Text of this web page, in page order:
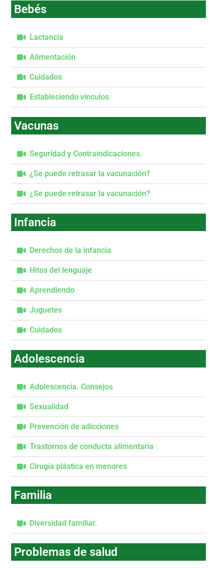
Bebés
Lactancia
Alimentación
Cuidados
Estableciendo vínculos
Vacunas
Seguridad y Contraindicaciones.
¿Se puede retrasar la vacunación?
¿Se puede retrasar la vacunación?
Infancia
Derechos de la infancia
Hitos del lenguaje
Aprendiendo
Juguetes
Cuidados
Adolescencia
Adolescencia. Consejos
Sexualidad
Prevención de adicciones
Trastornos de conducta alimentaria
Cirugía plástica en menores
Familia
Diversidad familiar.
Problemas de salud